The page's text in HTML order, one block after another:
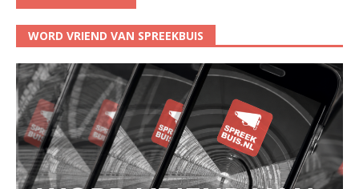
WORD VRIEND VAN SPREEKBUIS